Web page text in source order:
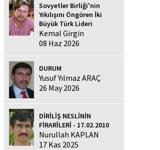
Sovyetler Birliği'nin
Yıkılışını Öngören İki
Büyük Türk Lideri
Kemal Girgin
08 Haz 2026
DURUM
Yusuf Yılmaz ARAÇ
26 May 2026
DİRİLİŞ NESLİNİN
FİRARÎLERİ - 17.02.2010
Nurullah KAPLAN
17 Kas 2025